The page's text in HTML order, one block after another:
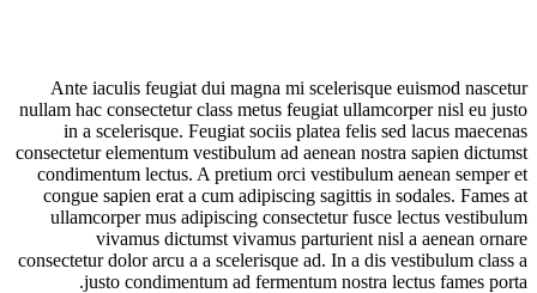
Ante iaculis feugiat dui magna mi scelerisque euismod nascetur
nullam hac consectetur class metus feugiat ullamcorper nisl eu justo
in a scelerisque. Feugiat sociis platea felis sed lacus maecenas
consectetur elementum vestibulum ad aenean nostra sapien dictumst
condimentum lectus. A pretium orci vestibulum aenean semper et
congue sapien erat a cum adipiscing sagittis in sodales. Fames at
ullamcorper mus adipiscing consectetur fusce lectus vestibulum
vivamus dictumst vivamus parturient nisl a aenean ornare
consectetur dolor arcu a a scelerisque ad. In a dis vestibulum class a
justo condimentum ad fermentum nostra lectus fames porta.